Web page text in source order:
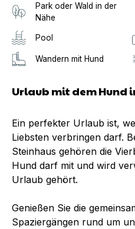
Park oder Wald in der
Nähe
Pool
Wandern mit Hund
Urlaub mit dem Hund
Ein perfekter Urlaub ist,
Liebsten verbringen darf.
Steinhaus gehören die
Hund darf mit und wird
Urlaub gehört.
Genießen Sie die
Spaziergängen rund um